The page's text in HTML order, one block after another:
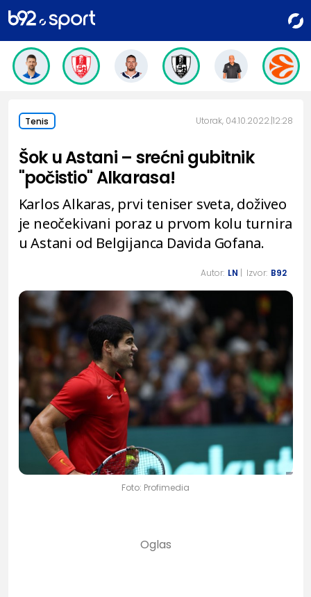
Tenis Utorak, 04.10.2022. 12:28
Šok u Astani – srećni gubitnik
"počistio" Alkarasa!
Karlos Alkaras, prvi teniser sveta, doživeo
je neočekivani poraz u prvom kolu turnira
u Astani od Belgijanca Davida Gofana.
Autor: LN | Izvor: B92
Foto: Profimedia